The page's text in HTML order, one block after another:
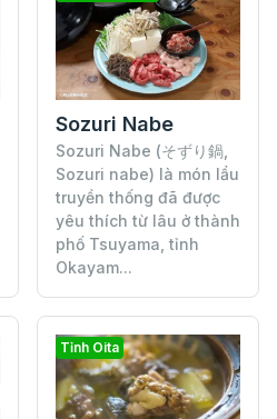
Sozuri Nabe
Sozuri Nabe (そずり鍋,
Sozuri nabe) là món lẩu
truyền thống đã được
yêu thích từ lâu ở thành
phố Tsuyama, tỉnh
Okayam...
Tỉnh Oita